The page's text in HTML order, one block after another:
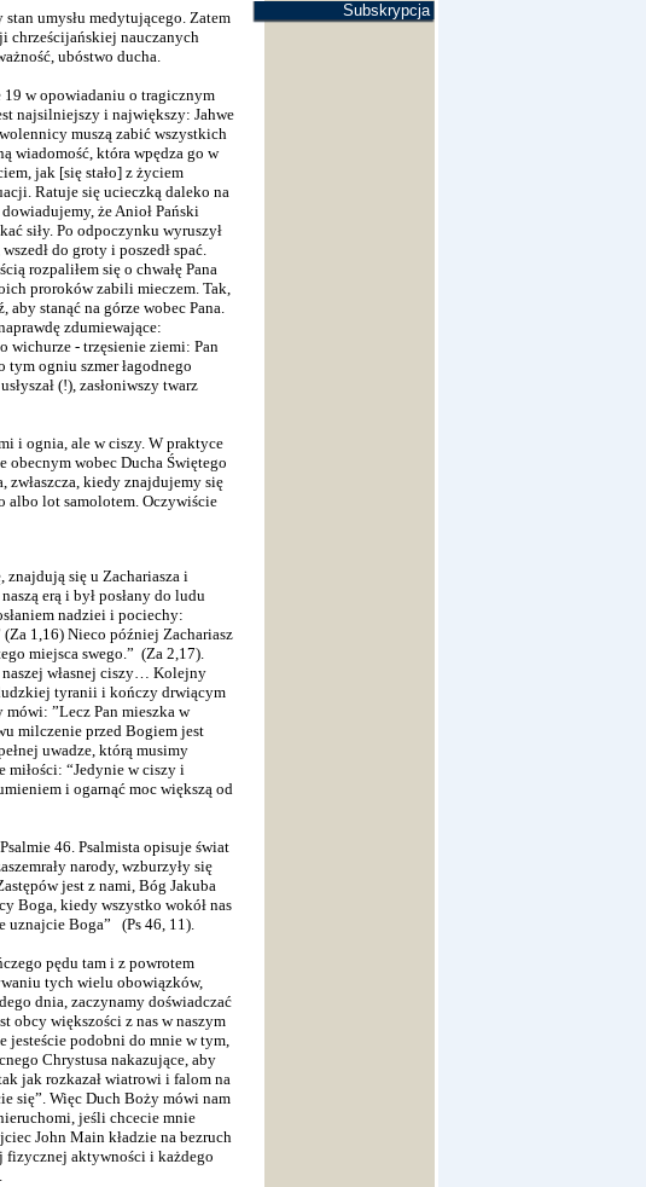
Subskrypcja
umysłu medytującego. Zatem
chrześcijańskiej nauczanych
ubóstwo ducha.
19 w opowiadaniu o tragicznym
najsilniejszy i największy: Jahwe
muszą zabić wszystkich
wiadomość, która wpędza go w
jak [się stało] z życiem
Ratuje się ucieczką daleko na
że Anioł Pański
siły. Po odpoczynku wyruszył
do groty i poszedł spać.
rozpaliłem się o chwałę Pana
proroków zabili mieczem. Tak,
aby stanąć na górze wobec Pana.
zdumiewające:
wichurze - trzęsienie ziemi: Pan
tym ogniu szmer łagodnego
(!), zasłoniwszy twarz
i ognia, ale w ciszy. W praktyce
obecnym wobec Ducha Świętego
zwłaszcza, kiedy znajdujemy się
albo lot samolotem. Oczywiście
się u Zachariasza i
erą i był posłany do ludu
nadziei i pociechy:
(Za 1,16) Nieco później Zachariasz
miejsca swego.” (Za 2,17).
naszej własnej ciszy… Kolejny
ludzkiej tyranii i kończy drwiącym
”Lecz Pan mieszka w
milczenie przed Bogiem jest
uwadze, którą musimy
miłości: “Jedynie w ciszy i
i ogarnąć moc większą od
46. Psalmista opisuje świat
narody, wzburzyły się
jest z nami, Bóg Jakuba
Boga, kiedy wszystko wokół nas
uznajcie Boga” (Ps 46, 11).
pędu tam i z powrotem
tych wielu obowiązków,
dnia, zaczynamy doświadczać
obcy większości z nas w naszym
jesteście podobni do mnie w tym,
Chrystusa nakazujące, aby
jak rozkazał wiatrowi i falom na
się”. Więc Duch Boży mówi nam
jeśli chcecie mnie
John Main kładzie na bezruch
fizycznej aktywności i każdego